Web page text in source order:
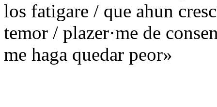
los fatigare / que ahun
temor / plazer·me de
me haga quedar peor»